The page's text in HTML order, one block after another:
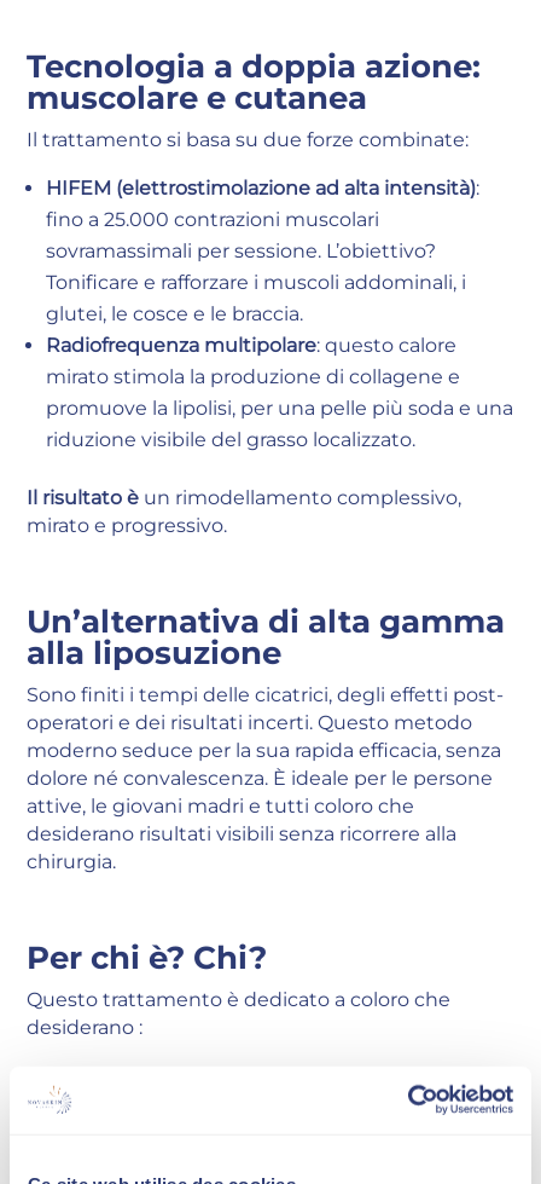
Tecnologia a doppia azione:
muscolare e cutanea
Il trattamento si basa su due forze combinate:
HIFEM (elettrostimolazione ad alta intensità):
fino a 25.000 contrazioni muscolari
sovramassimali per sessione. L’obiettivo?
Tonificare e rafforzare i muscoli addominali, i
glutei, le cosce e le braccia.
Radiofrequenza multipolare: questo calore
mirato stimola la produzione di collagene e
promuove la lipolisi, per una pelle più soda e una
riduzione visibile del grasso localizzato.
Il risultato è un rimodellamento complessivo,
mirato e progressivo.
Un’alternativa di alta gamma
alla liposuzione
Sono finiti i tempi delle cicatrici, degli effetti post-
operatori e dei risultati incerti. Questo metodo
moderno seduce per la sua rapida efficacia, senza
dolore né convalescenza. È ideale per le persone
attive, le giovani madri e tutti coloro che
desiderano risultati visibili senza ricorrere alla
chirurgia.
Per chi è? Chi?
Questo trattamento è dedicato a coloro che
desiderano :
Modellare i glutei senza fare sport intensivo